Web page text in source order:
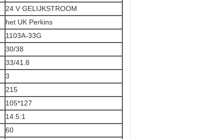
24 V GELIJKSTROOM
het UK Perkins
1103A-33G
30/38
33/41.8
3
215
105*127
14.5:1
60